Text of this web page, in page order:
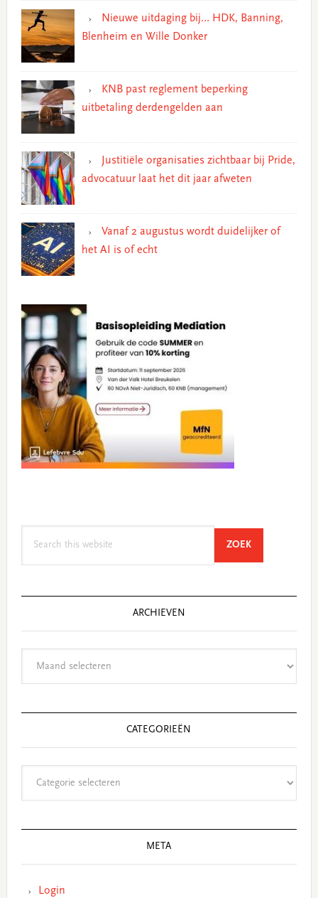
Nieuwe uitdaging bij… HDK, Banning,
Blenheim en Wille Donker
KNB past reglement beperking
uitbetaling derdengelden aan
Justitiële organisaties zichtbaar bij Pride,
advocatuur laat het dit jaar afweten
Vanaf 2 augustus wordt duidelijker of
het AI is of echt
ZOEKSEARCH
ARCHIEVEN
CATEGORIEËN
META
Login